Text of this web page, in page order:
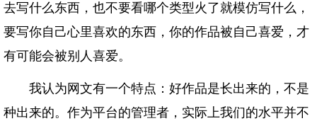
去写什么东西，也不要看哪个类型火了就模仿写什么，
要写你自己心里喜欢的东西，你的作品被自己喜爱，才
有可能会被别人喜爱。
我认为网文有一个特点：好作品是长出来的，不是
种出来的。作为平台的管理者，实际上我们的水平并不